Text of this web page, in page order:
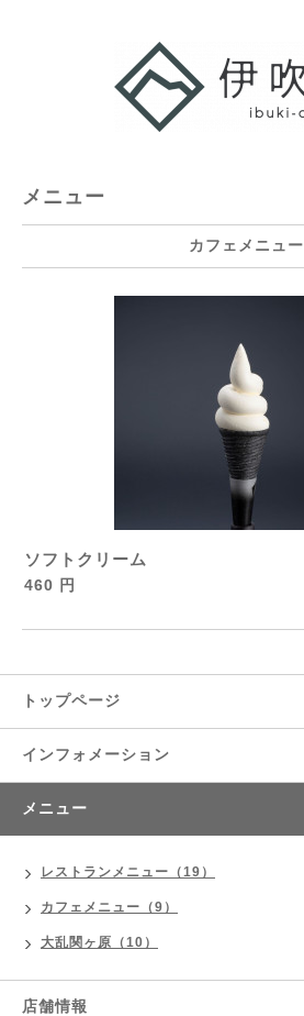
メニュー
カフェメニュー
ソフトクリーム
460 円
トップページ
インフォメーション
メニュー
レストランメニュー（19）
カフェメニュー（9）
大乱関ヶ原（10）
店舗情報